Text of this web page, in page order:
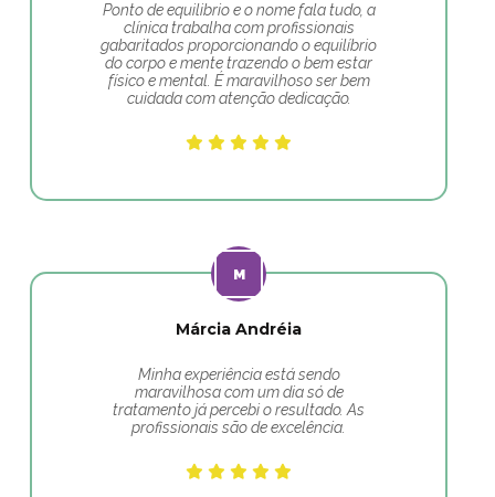
Ponto de equilibrio e o nome fala tudo, a
clínica trabalha com profissionais
gabaritados proporcionando o equilíbrio
do corpo e mente trazendo o bem estar
físico e mental. É maravilhoso ser bem
cuidada com atenção dedicação.
Márcia Andréia
Minha experiência está sendo
maravilhosa com um dia só de
tratamento já percebi o resultado. As
profissionais são de excelência.